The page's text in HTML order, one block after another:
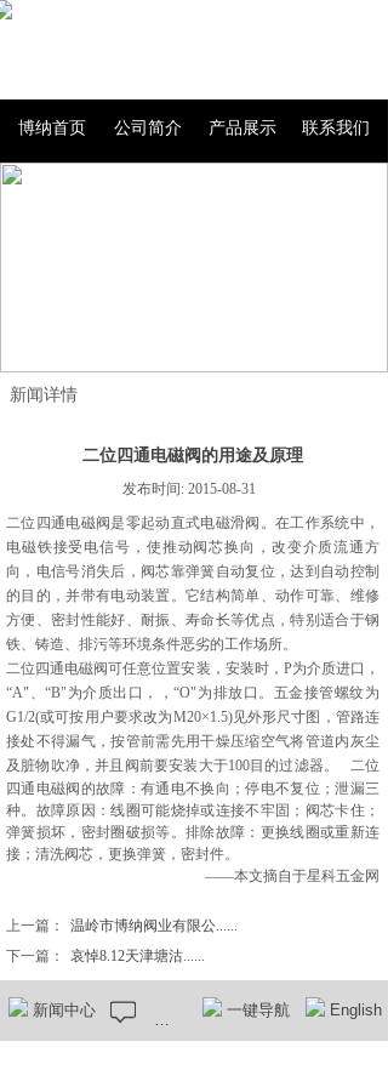
公司简介
博纳首页 联系我们
产品展示
新闻详情
二位四通电磁阀的用途及原理
发布时间: 2015-08-31
二位四通电磁阀是零起动直式电磁滑阀。在工作系统中，
电磁铁接受电信号，使推动阀芯换向，改变介质流通方
向，电信号消失后，阀芯靠弹簧自动复位，达到自动控制
的目的，并带有电动装置。它结构简单、动作可靠、维修
方便、密封性能好、耐振、寿命长等优点，特别适合于钢
铁、铸造、排污等环境条件恶劣的工作场所。
二位四通电磁阀可任意位置安装，安装时，P为介质进口，
“A"、“B"为介质出口，，“O"为排放口。五金接管螺纹为
G1/2(或可按用户要求改为M20×1.5)见外形尺寸图，管路连
接处不得漏气，按管前需先用干燥压缩空气将管道内灰尘
及脏物吹净，并且阀前要安装大于100目的过滤器。 二位
四通电磁阀的故障：有通电不换向；停电不复位；泄漏三
种。故障原因：线圈可能烧掉或连接不牢固；阀芯卡住；
弹簧损坏，密封圈破损等。排除故障：更换线圈或重新连
接；清洗阀芯，更换弹簧，密封件。
——本文摘自于星科五金网
上一篇：
温岭市博纳阀业有限公......
下一篇：
哀悼8.12天津塘沽......
新闻中心 在线留言 一键导航 English